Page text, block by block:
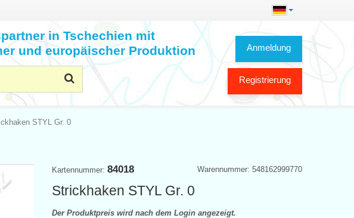
Anmeldung
Registrierung
in Tschechien mit
und europäischer Produktion
STYL Gr. 0
Warennummer: 548162999770
Kartennummer: 84018
Strickhaken STYL Gr. 0
Der Produktpreis wird nach dem Login angezeigt.